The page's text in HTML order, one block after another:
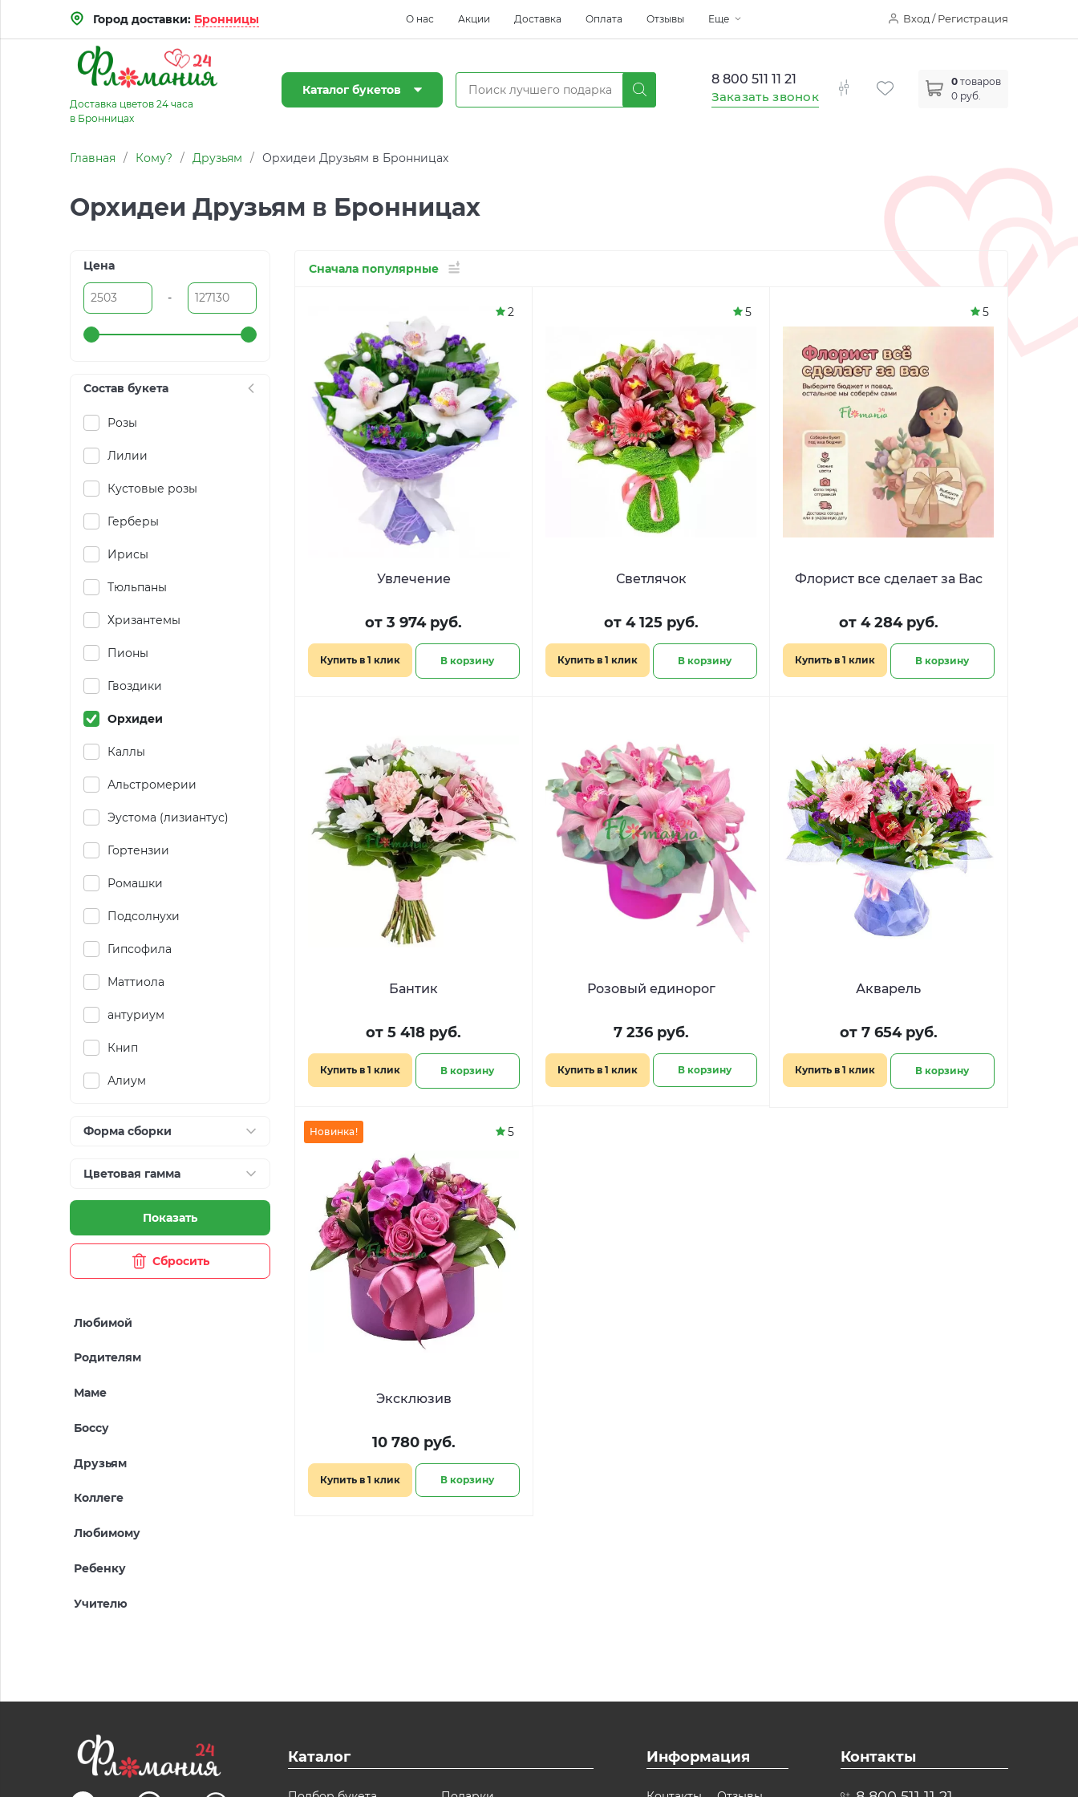
Вход / Регистрация
Город доставки: Бронницы О нас Акции Доставка Оплата Отзывы Еще
0 товаров
0 руб.
8 800 511 11 21
Заказать звонок
Доставка цветов 24 часа
в Бронницах
Каталог букетов
Главная / Кому? / Друзьям / Орхидеи Друзьям в Бронницах
Орхидеи Друзьям в Бронницах
Цена
-
Состав букета
Розы
Лилии
Кустовые розы
Герберы
Ирисы
Тюльпаны
Хризантемы
Пионы
Гвоздики
Орхидеи
Каллы
Альстромерии
Эустома (лизиантус)
Гортензии
Ромашки
Подсолнухи
Гипсофила
Маттиола
антуриум
Книп
Алиум
Форма сборки
Цветовая гамма
Показать
Сбросить
Любимой
Родителям
Маме
Боссу
Друзьям
Коллеге
Любимому
Ребенку
Учителю
Сначала популярные
Увлечение
от 3 974 руб.
Купить в 1 клик В корзину
2
Светлячок
от 4 125 руб.
Купить в 1 клик В корзину
5
Флорист все сделает за Вас
от 4 284 руб.
Купить в 1 клик В корзину
5
Бантик
от 5 418 руб.
Купить в 1 клик В корзину
Розовый единорог
7 236 руб.
Купить в 1 клик В корзину
Акварель
от 7 654 руб.
Купить в 1 клик В корзину
Эксклюзив
10 780 руб.
Купить в 1 клик В корзину
Новинка! 5
Каталог Информация Контакты